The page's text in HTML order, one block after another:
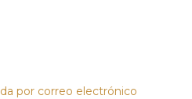
por correo electrónico